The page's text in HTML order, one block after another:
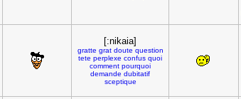
[:nikaia]
gratte grat doute question
tete perplexe confus quoi
comment pourquoi
demande dubitatif
sceptique